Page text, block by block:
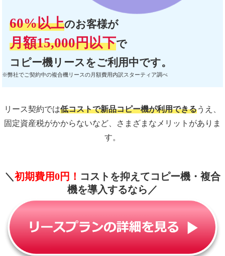
60%以上のお客様が
月額15,000円以下で
コピー機リースをご利用中です。
※弊社でご契約中の複合機リースの月額費用内訳スターティア調べ
リース契約では低コストで新品コピー機が利用できるうえ、
固定資産税がかからないなど、さまざまなメリットがありま
す。
＼初期費用0円！ コストを抑えてコピー機・複合
機を導入するなら ／